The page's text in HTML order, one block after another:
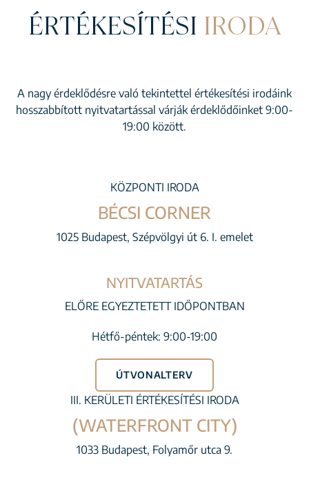
ÉRTÉKESÍTÉSI IRODA
A nagy érdeklődésre való tekintettel értékesítési irodáink
hosszabbított nyitvatartással várják érdeklődőinket 9:00-
19:00 között.
KÖZPONTI IRODA
BÉCSI CORNER
1025 Budapest, Szépvölgyi út 6. I. emelet
NYITVATARTÁS
ELŐRE EGYEZTETETT IDŐPONTBAN
Hétfő-péntek: 9:00-19:00
ÚTVONALTERV
III. KERÜLETI ÉRTÉKESÍTÉSI IRODA
(WATERFRONT CITY)
1033 Budapest, Folyamőr utca 9.